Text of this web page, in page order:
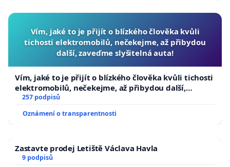
Vím, jaké to je přijít o blízkého člověka kvůli
tichosti elektromobilů, nečekejme, až přibydou
další, zaveďme slyšitelná auta!
Vím, jaké to je přijít o blízkého člověka kvůli tichosti
elektromobilů, nečekejme, až přibydou další,
zaveďme slyšitelná auta!
257 podpisů
Oznámení o transparentnosti
Zastavte prodej Letiště Václava Havla
9 podpisů